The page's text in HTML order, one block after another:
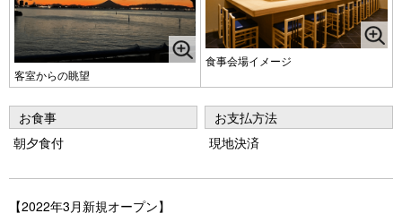
客室からの眺望
食事会場イメージ
お食事
朝夕食付
お支払方法
現地決済
【2022年3月新規オープン】